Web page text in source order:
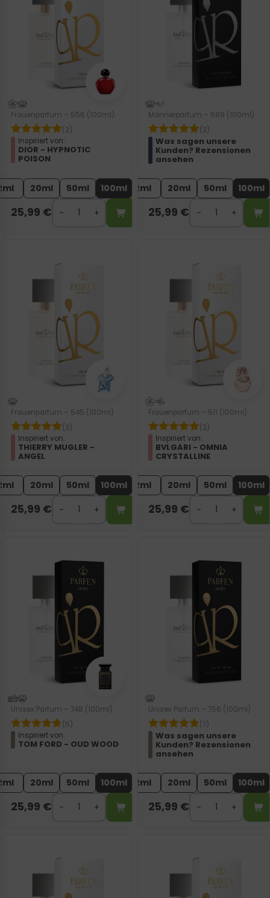
Frauenparfum – 556 (100ml)
(2)
Inspiriert von:
DIOR - HYPNOTIC
POISON
20ml 50ml 100ml
25,99 €
Männerparfum – 689 (100ml)
(3)
Was sagen unsere
Kunden? Rezensionen
ansehen
2ml 20ml 50ml 100ml
25,99 €
Frauenparfum – 545 (100ml)
(3)
Inspiriert von:
THIERRY MUGLER -
ANGEL
20ml 50ml 100ml
25,99 €
Frauenparfum – 511 (100ml)
(2)
Inspiriert von:
BVLGARI - OMNIA
CRYSTALLINE
2ml 20ml 50ml 100ml
25,99 €
Unisex Parfum – 748 (100ml)
(5)
Inspiriert von:
TOM FORD - OUD WOOD
20ml 50ml 100ml
25,99 €
Unisex Parfum – 756 (100ml)
(7)
Was sagen unsere
Kunden? Rezensionen
ansehen
2ml 20ml 50ml 100ml
25,99 €